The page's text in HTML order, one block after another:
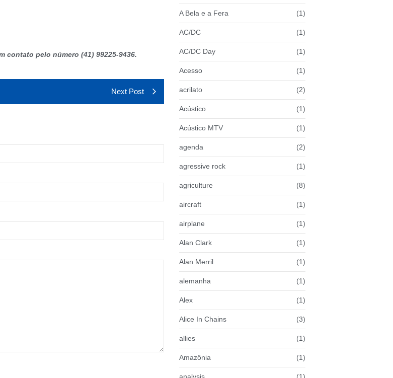
contato pelo número (41) 99225-9436.
Next Post
A Bela e a Fera (1)
AC/DC (1)
AC/DC Day (1)
Acesso (1)
acrilato (2)
Acústico (1)
Acústico MTV (1)
agenda (2)
agressive rock (1)
agriculture (8)
aircraft (1)
airplane (1)
Alan Clark (1)
Alan Merril (1)
alemanha (1)
Alex (1)
Alice In Chains (3)
allies (1)
Amazônia (1)